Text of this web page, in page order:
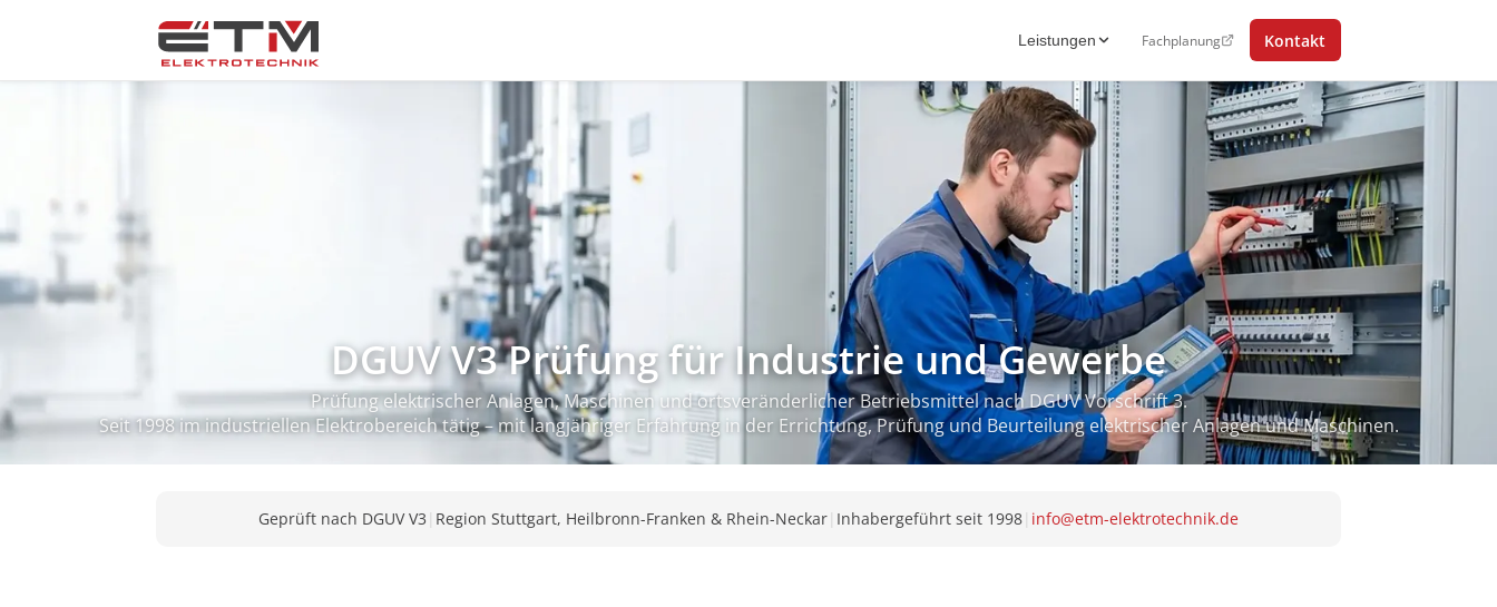
Leistungen Fachplanung Kontakt
DGUV V3 Prüfung für Industrie und Gewerbe
Prüfung elektrischer Anlagen, Maschinen und ortsveränderlicher Betriebsmittel nach DGUV Vorschrift 3.
Seit 1998 im industriellen Elektrobereich tätig – mit langjähriger Erfahrung in der Errichtung, Prüfung und Beurteilung elektrischer Anlagen und Maschinen.
Geprüft nach DGUV V3 Region Stuttgart, Heilbronn-Franken & Rhein-Neckar Inhabergeführt seit 1998 info@etm-elektrotechnik.de